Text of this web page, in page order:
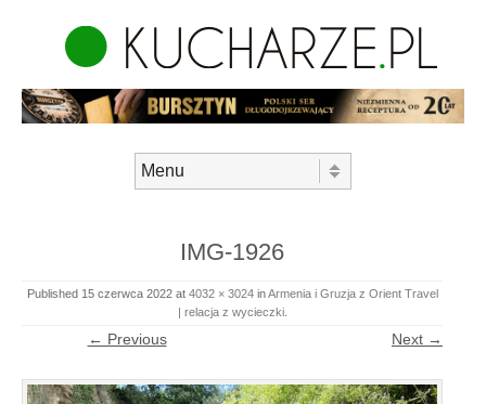
IMG-1926
Published 15 czerwca 2022at 4032 × 3024inArmenia i Gruzja z Orient Travel
| relacja z wycieczki.
← Previous Next →